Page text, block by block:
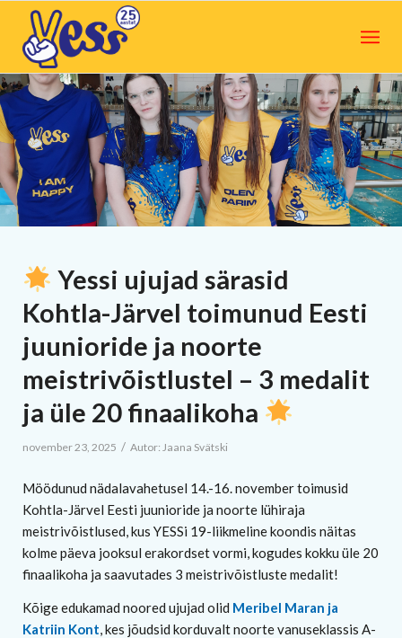
Yessi ujujad särasid
Kohtla-Järvel toimunud Eesti
juunioride ja noorte
meistrivõistlustel – 3 medalit
ja üle 20 finaalikoha
november 23, 2025 / Autor: Jaana Svätski
Möödunud nädalavahetusel 14.-16. november toimusid
Kohtla-Järvel Eesti juunioride ja noorte lühiraja
meistrivõistlused, kus YESSi 19-liikmeline koondis näitas
kolme päeva jooksul erakordset vormi, kogudes kokku üle 20
finaalikoha ja saavutades 3 meistrivõistluste medalit!
Kõige edukamad noored ujujad olid Meribel Maran ja
Katriin Kont, kes jõudsid korduvalt noorte vanuseklassis A-